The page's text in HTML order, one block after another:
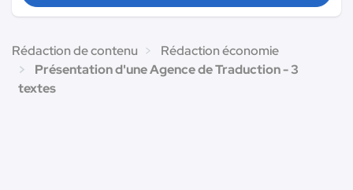
Rédaction de contenu
Rédaction économie
Présentation d'une Agence de Traduction - 3
textes